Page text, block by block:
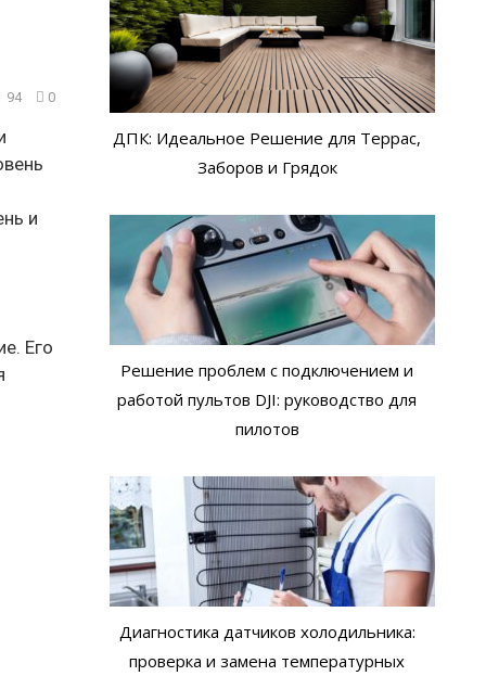
94 0
и
Его
ДПК: Идеальное Решение для Террас,
Заборов и Грядок
Решение проблем с подключением и
работой пультов DJI: руководство для
пилотов
Диагностика датчиков холодильника:
проверка и замена температурных